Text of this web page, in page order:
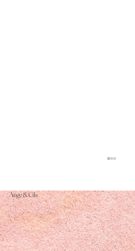
Ange & Cils